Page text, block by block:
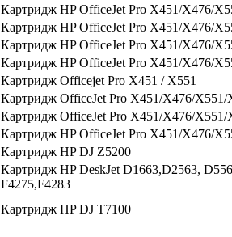
Картридж HP OfficeJet Pro X451/X476/
Картридж HP OfficeJet Pro X451/X476/
Картридж HP OfficeJet Pro X451/X476/
Картридж HP OfficeJet Pro X451/X476/
Картридж Officejet Pro X451 / X551
Картридж OfficeJet Pro X451/X476/X551/
Картридж OfficeJet Pro X451/X476/X551/
Картридж HP OfficeJet Pro X451/X476/
Картридж HP DJ Z5200
Картридж HP DeskJet D1663,D2563,
F4275,F4283
Картридж HP DJ T7100